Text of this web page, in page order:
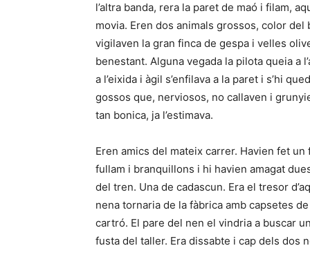
l’altra banda, rera la paret de maó i filam,
movia. Eren dos animals grossos, color
vigilaven la gran finca de gespa i velles
benestant. Alguna vegada la pilota queia a
a l’eixida i àgil s’enfilava a la paret i s’hi
gossos que, nerviosos, no callaven i
tan bonica, ja l’estimava.
Eren amics del mateix carrer. Havien fet
fullam i branquillons i hi havien amagat
del tren. Una de cadascun. Era el tresor
nena tornaria de la fàbrica amb capsetes
cartró. El pare del nen el vindria a buscar
fusta del taller. Era dissabte i cap dels dos